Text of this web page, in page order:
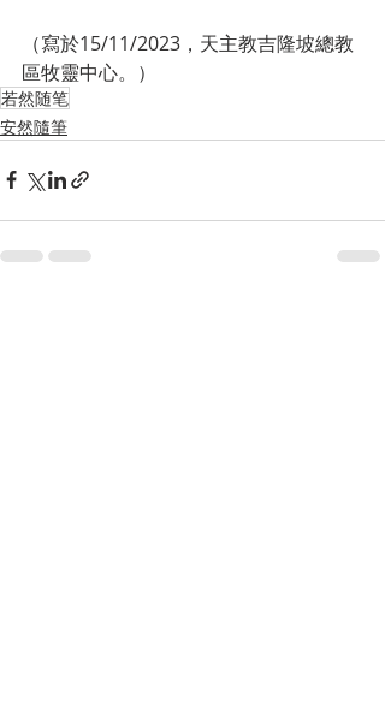
（寫於15/11/2023，天主教吉隆坡總教
區牧靈中心。）
若然随笔
安然隨筆